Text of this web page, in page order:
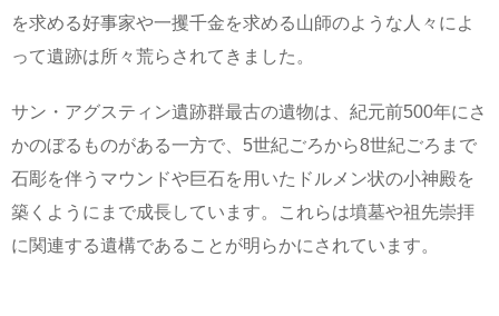
を求める好事家や一攫千金を求める山師のような人々によ
って遺跡は所々荒らされてきました。
サン・アグスティン遺跡群最古の遺物は、紀元前500年にさ
かのぼるものがある一方で、5世紀ごろから8世紀ごろまで
石彫を伴うマウンドや巨石を用いたドルメン状の小神殿を
築くようにまで成長しています。これらは墳墓や祖先崇拝
に関連する遺構であることが明らかにされています。